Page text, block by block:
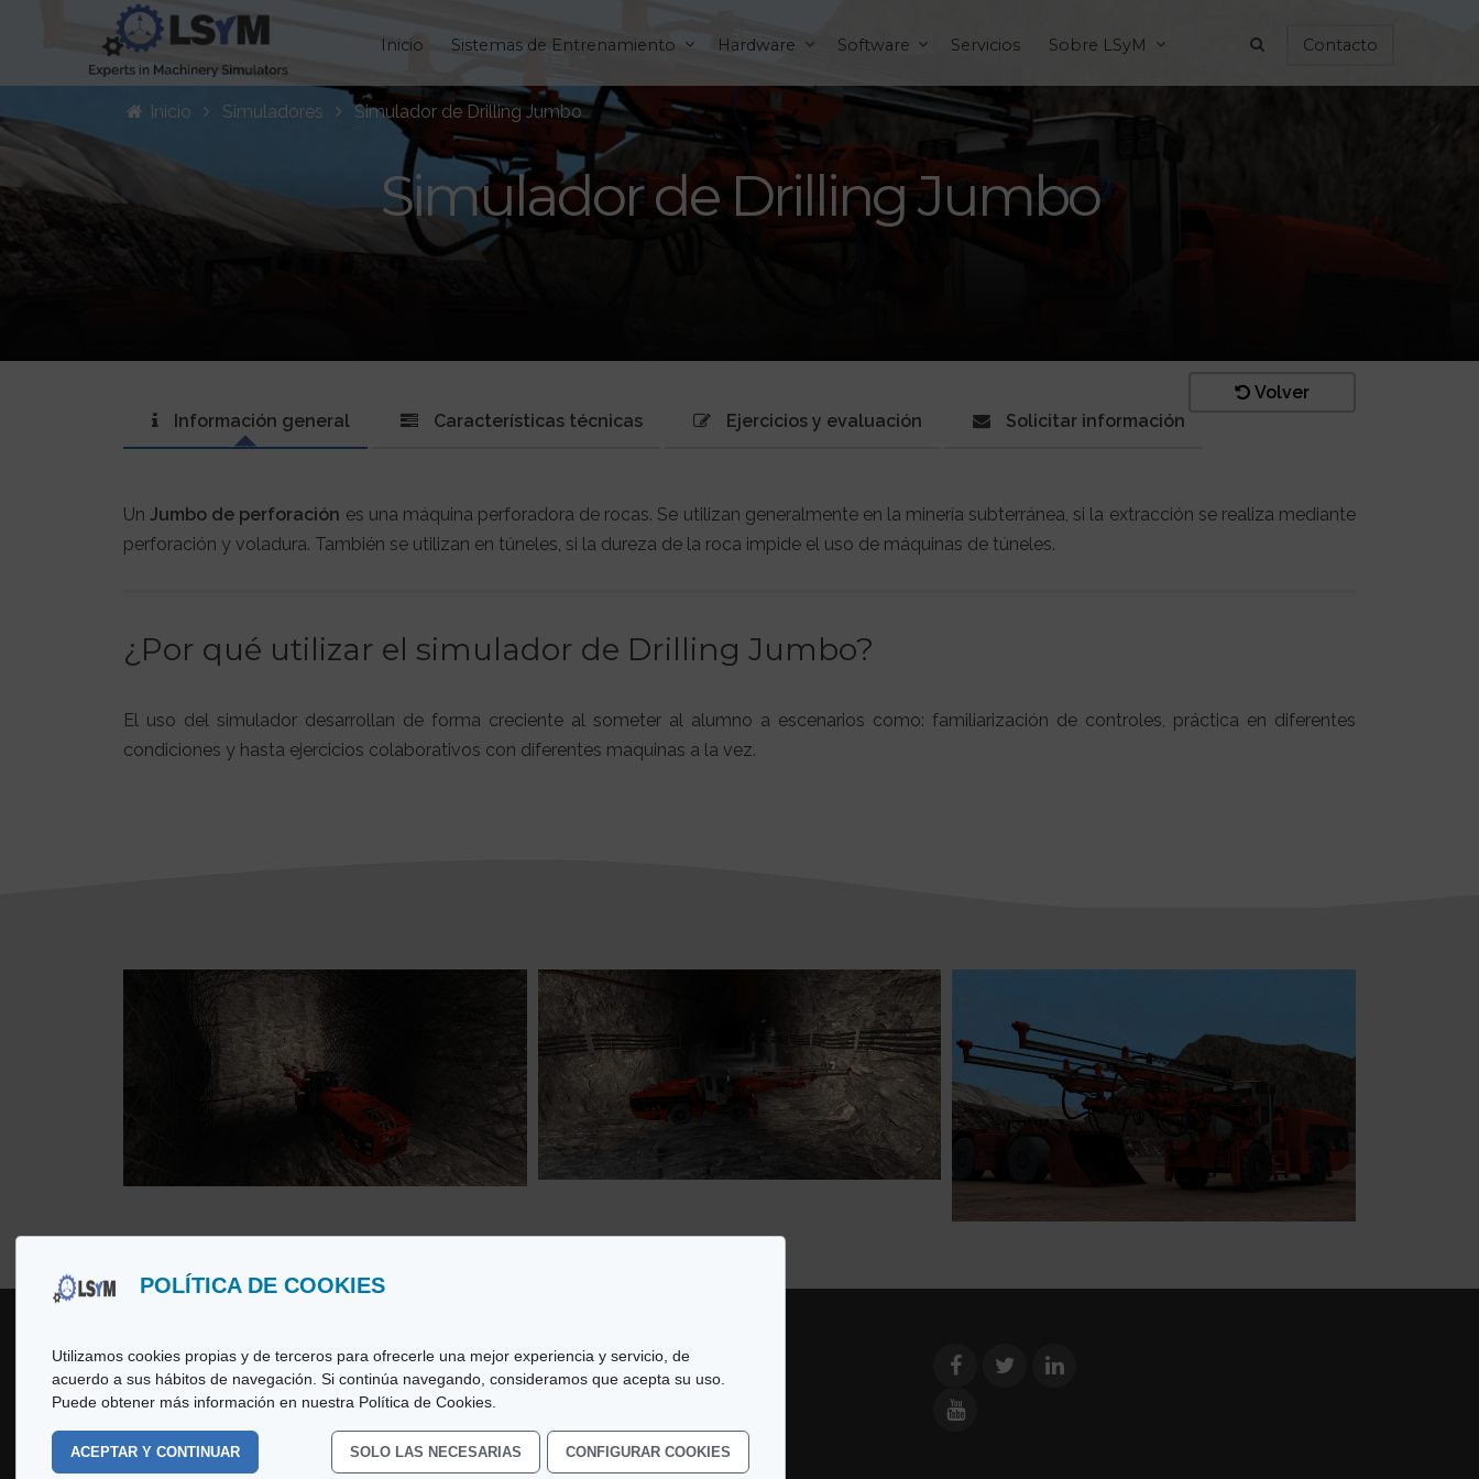
POLÍTICA DE COOKIES
Utilizamos cookies propias y de terceros para ofrecerle una mejor experiencia y servicio, de
acuerdo a sus hábitos de navegación. Si continúa navegando, consideramos que acepta su uso.
Puede obtener más información en nuestra Política de Cookies.
ACEPTAR Y CONTINUAR CONFIGURAR COOKIES
SOLO LAS NECESARIAS
Inicio Sistemas de Entrenamiento Hardware Software Servicios Sobre LSyM Contacto
Inicio Simuladores Simulador de Drilling Jumbo
Simulador de Drilling Jumbo
Volver
Información general
Características técnicas Ejercicios y evaluación Solicitar información
UnJumbo de perforación es una máquina perforadora de rocas. Se utilizan generalmente en la minería subterránea, si la extracción se realiza mediante
perforación y voladura. También se utilizan en túneles, si la dureza de la roca impide el uso de máquinas de túneles.
¿Por qué utilizar el simulador de Drilling Jumbo?
El uso del simulador desarrollan de forma creciente al someter al alumno a escenarios como: familiarización de controles, práctica en diferentes
condiciones y hasta ejercicios colaborativos con diferentes maquinas a la vez.
Copyright© 2026 LSyM, Laboratorio de Simulación y Modelado. All